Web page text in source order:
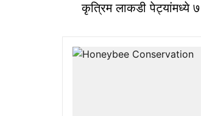
कृत्रिम लाकडी पेट्यांमध्ये